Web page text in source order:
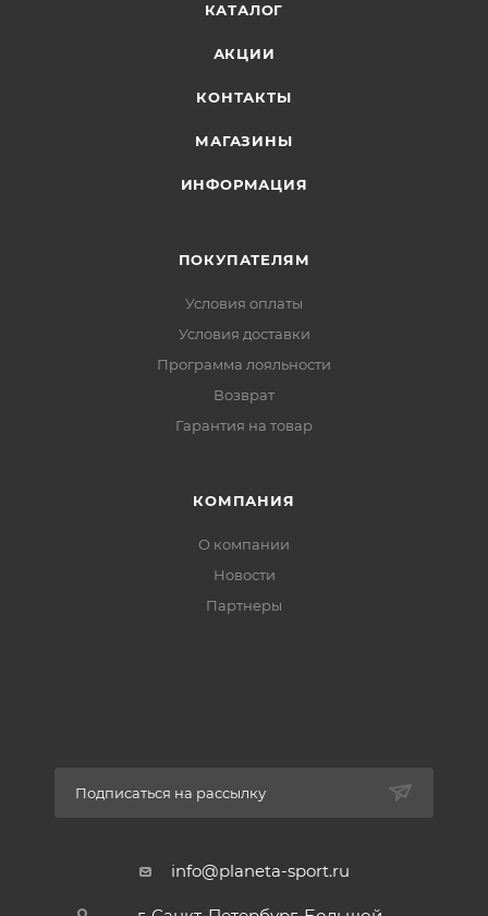
КАТАЛОГ
АКЦИИ
КОНТАКТЫ
МАГАЗИНЫ
ИНФОРМАЦИЯ
ПОКУПАТЕЛЯМ
Условия оплаты
Условия доставки
Программа лояльности
Возврат
Гарантия на товар
КОМПАНИЯ
О компании
Новости
Партнеры
Подписаться на рассылку
info@planeta-sport.ru